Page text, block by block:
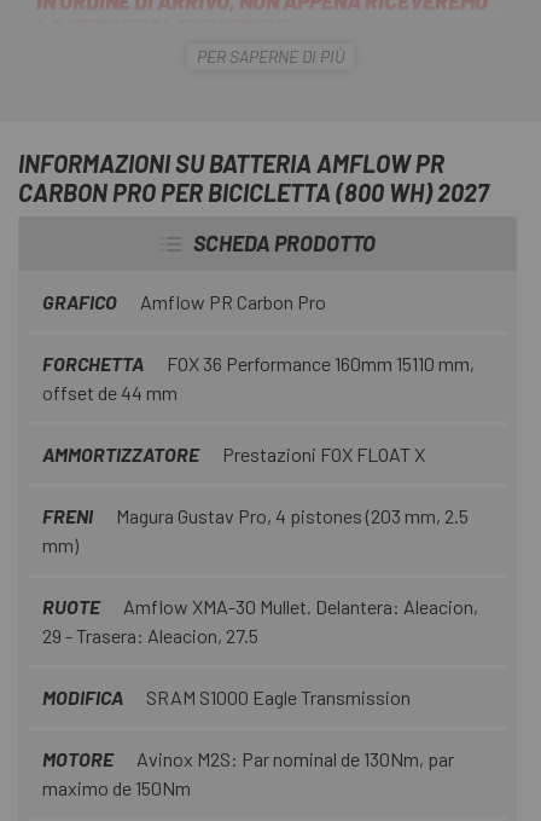
presenta labicicletta Amflow PR Carbon Pro
Avinox M2S e
40 impostazioni geometriche regolabili per adattarsi alle
PER SAPERNE DI PIÙ
INFORMAZIONI SU BATTERIA AMFLOW PR
CARBON PRO PER BICICLETTA (800 WH) 2027
SCHEDA PRODOTTO
GRAFICO Amflow PR Carbon Pro
FORCHETTA
FOX 36 Performance 160mm 15110 mm,
offset de 44 mm
AMMORTIZZATORE Prestazioni FOX FLOAT X
FRENI
Magura Gustav Pro, 4 pistones (203 mm, 2.5
mm)
RUOTE
Amflow XMA-30 Mullet. Delantera: Aleacion,
29 - Trasera: Aleacion, 27.5
MODIFICA SRAM S1000 Eagle Transmission
MOTORE
Avinox M2S: Par nominal de 130Nm, par
maximo de 150Nm